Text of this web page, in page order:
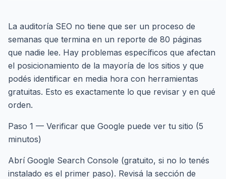
La auditoría SEO no tiene que ser un proceso de
semanas que termina en un reporte de 80 páginas
que nadie lee. Hay problemas específicos que afectan
el posicionamiento de la mayoría de los sitios y que
podés identificar en media hora con herramientas
gratuitas. Esto es exactamente lo que revisar y en qué
orden.
Paso 1 — Verificar que Google puede ver tu sitio (5
minutos)
Abrí Google Search Console (gratuito, si no lo tenés
instalado es el primer paso). Revisá la sección de